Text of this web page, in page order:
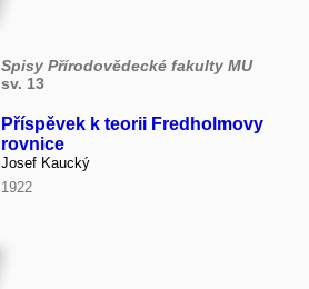
Spisy Přírodovědecké fakulty MU
sv. 13
Příspěvek k teorii Fredholmovy
rovnice
Josef Kaucký
1922